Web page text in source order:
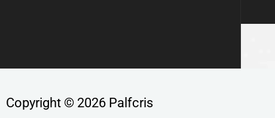
Copyright © 2026 Palfcris